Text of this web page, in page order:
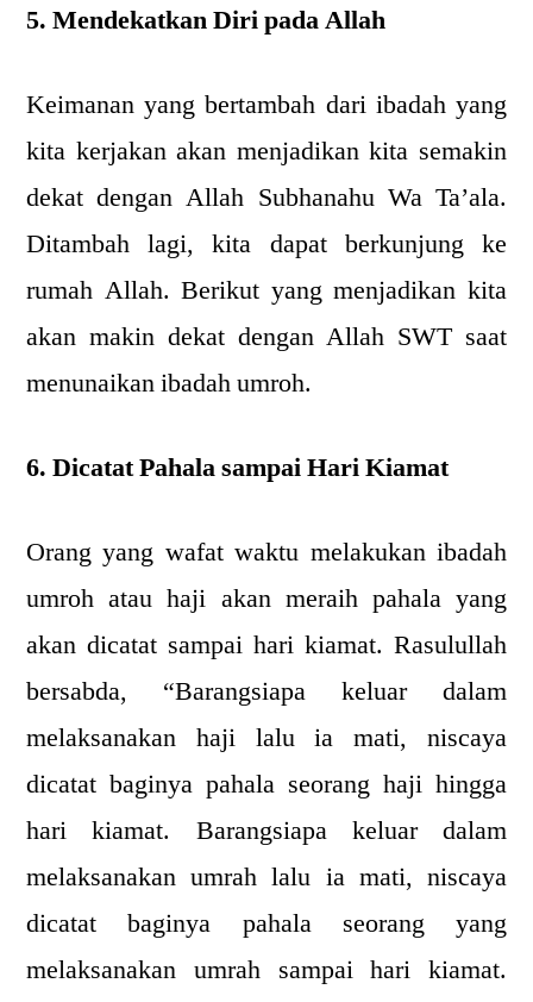
5. Mendekatkan Diri pada Allah
Keimanan yang bertambah dari ibadah yang
kita kerjakan akan menjadikan kita semakin
dekat dengan Allah Subhanahu Wa Ta’ala.
Ditambah lagi, kita dapat berkunjung ke
rumah Allah. Berikut yang menjadikan kita
akan makin dekat dengan Allah SWT saat
menunaikan ibadah umroh.
6. Dicatat Pahala sampai Hari Kiamat
Orang yang wafat waktu melakukan ibadah
umroh atau haji akan meraih pahala yang
akan dicatat sampai hari kiamat. Rasulullah
bersabda, “Barangsiapa keluar dalam
melaksanakan haji lalu ia mati, niscaya
dicatat baginya pahala seorang haji hingga
hari kiamat. Barangsiapa keluar dalam
melaksanakan umrah lalu ia mati, niscaya
dicatat baginya pahala seorang yang
melaksanakan umrah sampai hari kiamat.